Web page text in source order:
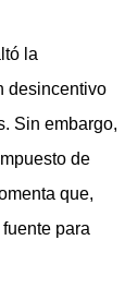
la
desincentivo
Sin embargo,
de
que,
para